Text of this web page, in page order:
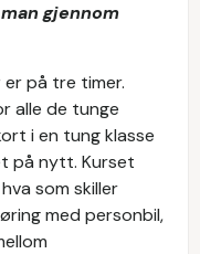
gjennom
er på tre timer.
alle de tunge
i en tung klasse
på nytt. Kurset
som skiller
med personbil,